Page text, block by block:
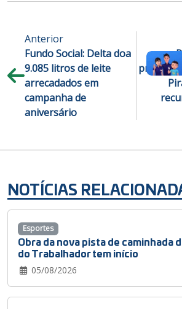
Anterior
Fundo Social: Delta doa
9.085 litros de leite
arrecadados em
campanha de
aniversário
produtor
NOTÍCIAS
Obra da nova pista de caminhada
do Trabalhador tem início
05/08/2026
Esportes